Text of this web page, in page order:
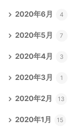
2020年6月 4
2020年5月 7
2020年4月 3
2020年3月 1
2020年2月 13
2020年1月 15